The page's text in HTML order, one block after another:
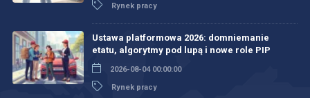
Rynek pracy
Ustawa platformowa 2026: domniemanie
etatu, algorytmy pod lupą i nowe role PIP
2026-08-04 00:00:00
Rynek pracy